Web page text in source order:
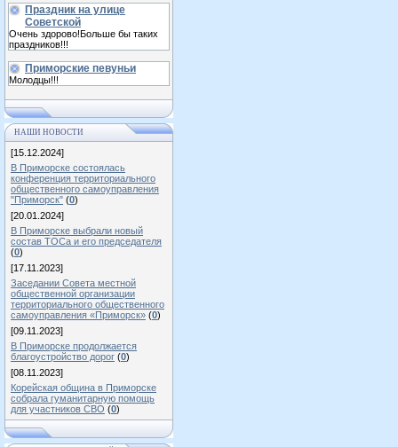
Праздник на улице
Советской
Очень здорово!Больше бы таких
праздников!!!
Приморские певуньи
Молодцы!!!
НАШИ НОВОСТИ
[15.12.2024]
В Приморске состоялась
конференция территориального
общественного самоуправления
"Приморск" (0)
[20.01.2024]
В Приморске выбрали новый
состав ТОСа и его председателя
(0)
[17.11.2023]
Заседании Совета местной
общественной организации
территориального общественного
самоуправления «Приморск» (0)
[09.11.2023]
В Приморске продолжается
благоустройство дорог (0)
[08.11.2023]
Корейская община в Приморске
собрала гуманитарную помощь
для участников СВО (0)